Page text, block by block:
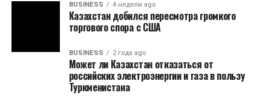
BUSINESS 4 недели ago
Казахстан добился пересмотра громкого
торгового спора с США
BUSINESS 2 года ago
Может ли Казахстан отказаться от
российских электроэнергии и газа в пользу
Туркменистана